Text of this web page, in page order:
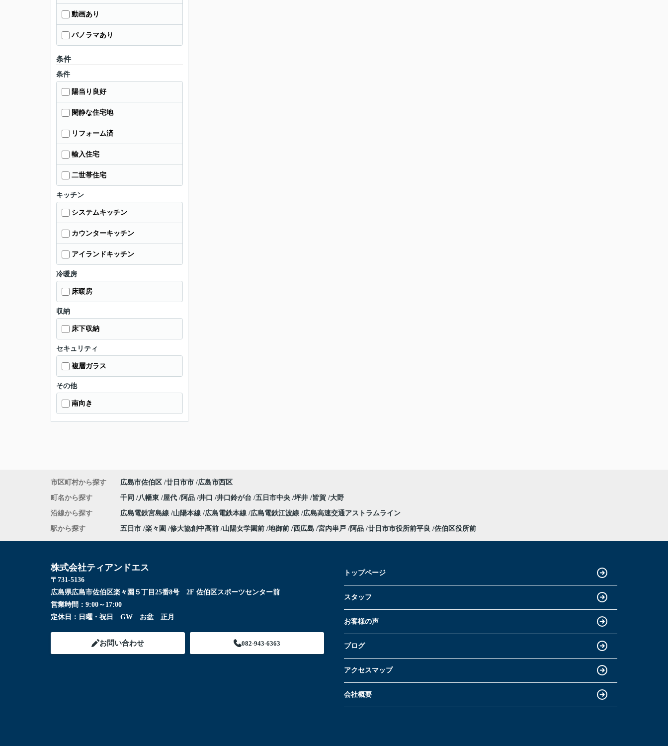
動画あり
パノラマあり
条件
条件
陽当り良好
閑静な住宅地
リフォーム済
輸入住宅
二世帯住宅
キッチン
システムキッチン
カウンターキッチン
アイランドキッチン
冷暖房
床暖房
収納
床下収納
セキュリティ
複層ガラス
その他
南向き
市区町村から探す 広島市佐伯区 廿日市市 広島市西区
町名から探す 千同 八幡東 屋代 阿品 井口 井口鈴が台 五日市中央 坪井 皆賀 大野
沿線から探す 広島電鉄宮島線 山陽本線 広島電鉄本線 広島電鉄江波線 広島高速交通アストラムライン
駅から探す 五日市 楽々園 修大協創中高前 山陽女学園前 地御前 西広島 宮内串戸 阿品 廿日市市役所前平良 佐伯区役所前
株式会社ティアンドエス
〒731-5136
広島県広島市佐伯区楽々園５丁目25番8号 2F 佐伯区スポーツセンター前
営業時間： 9:00～17:00
定休日： 日曜・祝日 GW お盆 正月
お問い合わせ 082-943-6363
トップページ
スタッフ
お客様の声
ブログ
アクセスマップ
会社概要